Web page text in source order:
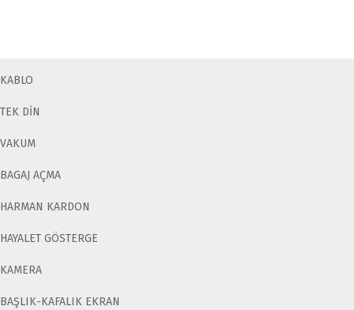
KABLO
TEK DİN
VAKUM
BAGAJ AÇMA
HARMAN KARDON
HAYALET GÖSTERGE
KAMERA
BAŞLIK-KAFALIK EKRAN